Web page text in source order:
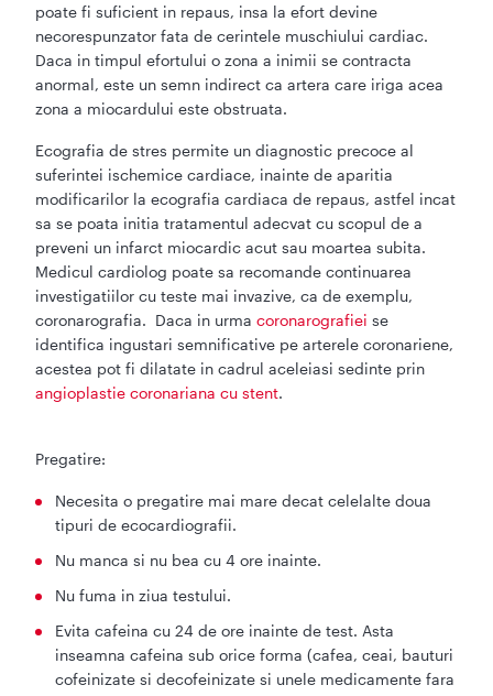
poate fi suficient in repaus, insa la efort devine
necorespunzator fata de cerintele muschiului cardiac.
Daca in timpul efortului o zona a inimii se contracta
anormal, este un semn indirect ca artera care iriga acea
zona a miocardului este obstruata.
Ecografia de stres permite un diagnostic precoce al
suferintei ischemice cardiace, inainte de aparitia
modificarilor la ecografia cardiaca de repaus, astfel incat
sa se poata initia tratamentul adecvat cu scopul de a
preveni un infarct miocardic acut sau moartea subita.
Medicul cardiolog poate sa recomande continuarea
investigatiilor cu teste mai invazive, ca de exemplu,
coronarografia. Daca in urma coronarografiei se
identifica ingustari semnificative pe arterele coronariene,
acestea pot fi dilatate in cadrul aceleiasi sedinte prin
angioplastie coronariana cu stent.
Pregatire:
Necesita o pregatire mai mare decat celelalte doua
tipuri de ecocardiografii.
Nu manca si nu bea cu 4 ore inainte.
Nu fuma in ziua testului.
Evita cafeina cu 24 de ore inainte de test. Asta
inseamna cafeina sub orice forma (cafea, ceai, bauturi
cofeinizate si decofeinizate si unele medicamente fara